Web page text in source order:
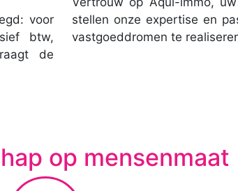
voor
btw,
de
stellen onze expertise en
vastgoeddromen te
op mensenmaat